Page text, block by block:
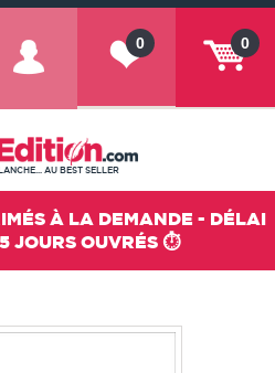
0
0
AU BEST SELLER
À LA DEMANDE - DÉLAI
JOURS OUVRÉS ⏱️